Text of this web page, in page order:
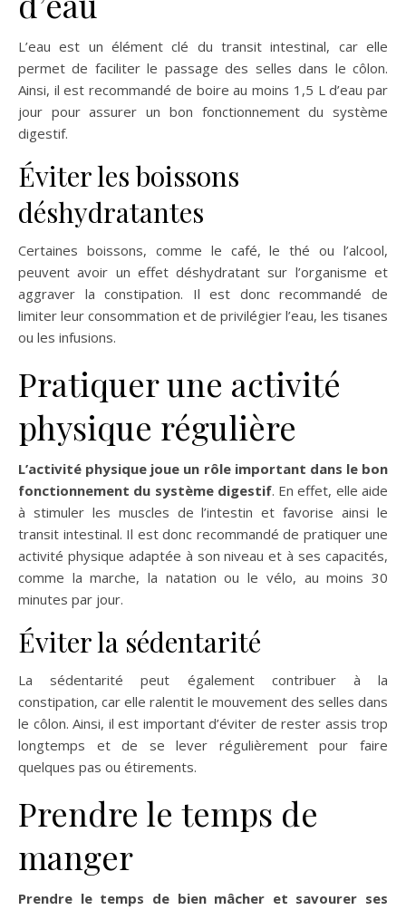
L’eau est un élément clé du transit intestinal, car elle
permet de faciliter le passage des selles dans le côlon.
Ainsi, il est recommandé de boire au moins 1,5 L d’eau par
jour pour assurer un bon fonctionnement du système
digestif.
Éviter les boissons
déshydratantes
Certaines boissons, comme le café, le thé ou l’alcool,
peuvent avoir un effet déshydratant sur l’organisme et
aggraver la constipation. Il est donc recommandé de
limiter leur consommation et de privilégier l’eau, les tisanes
ou les infusions.
Pratiquer une activité
physique régulière
L’activité physique joue un rôle important dans le bon
fonctionnement du système digestif. En effet, elle aide
à stimuler les muscles de l’intestin et favorise ainsi le
transit intestinal. Il est donc recommandé de pratiquer une
activité physique adaptée à son niveau et à ses capacités,
comme la marche, la natation ou le vélo, au moins 30
minutes par jour.
Éviter la sédentarité
La sédentarité peut également contribuer à la
constipation, car elle ralentit le mouvement des selles dans
le côlon. Ainsi, il est important d’éviter de rester assis trop
longtemps et de se lever régulièrement pour faire
quelques pas ou étirements.
Prendre le temps de
manger
Prendre le temps de bien mâcher et savourer ses